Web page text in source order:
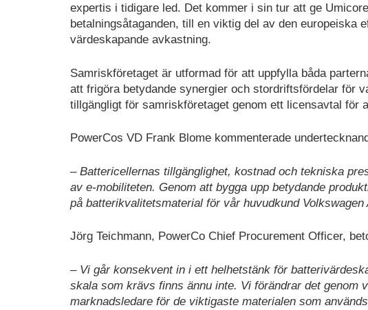
expertis i tidigare led. Det kommer i sin tur att ge
betalningsåtaganden, till en viktig del av den europeiska
värdeskapande avkastning.
Samriskföretaget är utformad för att uppfylla båda
att frigöra betydande synergier och stordriftsfördelar för
tillgängligt för samriskföretaget genom ett licensavtal för
PowerCos VD Frank Blome kommenterade
– Battericellernas tillgänglighet, kostnad och tekniska
av e-mobiliteten. Genom att bygga upp betydande
på batterikvalitetsmaterial för vår huvudkund
Jörg Teichmann, PowerCo Chief Procurement Officer,
– Vi går konsekvent in i ett helhetstänk för
skala som krävs finns ännu inte. Vi förändrar det genom
marknadsledare för de viktigaste materialen som